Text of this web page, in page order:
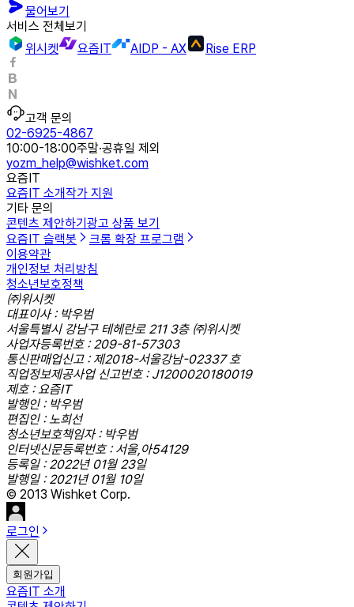
물어보기
서비스 전체보기
위시켓
요즘IT AIDP - AX Rise ERP
고객 문의
02-6925-4867
10:00-18:00주말·공휴일 제외
yozm_help@wishket.com
요즘IT
요즘IT 소개작가 지원
기타 문의
콘텐츠 제안하기 광고 상품 보기
요즘IT 슬랙봇
크롬 확장 프로그램
이용약관
개인정보 처리방침
청소년보호정책
㈜위시켓
대표이사 : 박우범
서울특별시 강남구 테헤란로 211 3층 ㈜위시켓
사업자등록번호 : 209-81-57303
통신판매업신고 : 제2018-서울강남-02337 호
직업정보제공사업 신고번호 : J1200020180019
제호 : 요즘IT
발행인 : 박우범
편집인 : 노희선
청소년보호책임자 : 박우범
인터넷신문등록번호 : 서울,아54129
등록일 : 2022년 01월 23일
발행일 : 2021년 01월 10일
© 2013 Wishket Corp.
로그인
회원가입
요즘IT 소개